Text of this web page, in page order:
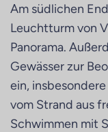
Am südlichen
Leuchtturm von
Panorama.
Gewässer zur
ein,
vom Strand aus
Schwimmen mit